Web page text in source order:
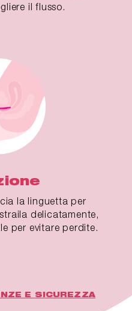
il flusso.
la linguetta per
delicatamente,
per evitare perdite.
E SICUREZZA